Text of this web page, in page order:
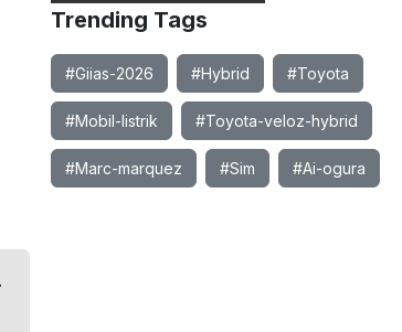
Trending Tags
#Giias-2026 #Hybrid #Toyota
#Mobil-listrik #Toyota-veloz-hybrid
#Marc-marquez #Sim #Ai-ogura